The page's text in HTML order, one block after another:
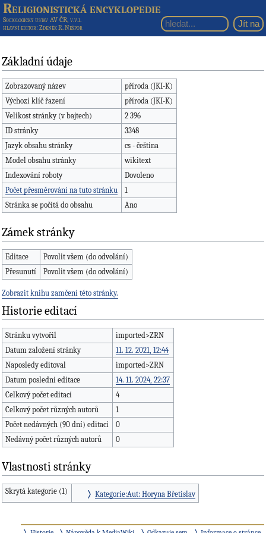
Religionistická encyklopedie
Sociologický ústav AV ČR, v.v.i.
hlavní editor: Zdeněk R. Nešpor
Základní údaje
Zobrazovaný název
příroda (JKI-K)
Výchozí klíč řazení
příroda (JKI-K)
Velikost stránky (v bajtech)
2 396
ID stránky
3348
Jazyk obsahu stránky
cs - čeština
Model obsahu stránky
wikitext
Indexování roboty
Dovoleno
Počet přesměrování na tuto stránku
1
Stránka se počítá do obsahu
Ano
Zámek stránky
Editace
Povolit všem (do odvolání)
Přesunutí
Povolit všem (do odvolání)
Zobrazit knihu zamčení této stránky.
Historie editací
Stránku vytvořil
imported>ZRN
Datum založení stránky
11. 12. 2021, 12:44
Naposledy editoval
imported>ZRN
Datum poslední editace
14. 11. 2024, 22:37
Celkový počet editací
4
Celkový počet různých autorů
1
Počet nedávných (90 dní) editací
0
Nedávný počet různých autorů
0
Vlastnosti stránky
Skrytá kategorie (1) Kategorie:Aut: Horyna Břetislav